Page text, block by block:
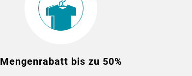
Mengenrabatt bis zu 50%